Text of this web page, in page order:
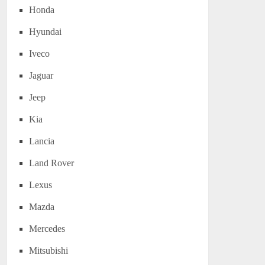
Honda
Hyundai
Iveco
Jaguar
Jeep
Kia
Lancia
Land Rover
Lexus
Mazda
Mercedes
Mitsubishi